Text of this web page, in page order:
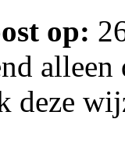
op:
deze